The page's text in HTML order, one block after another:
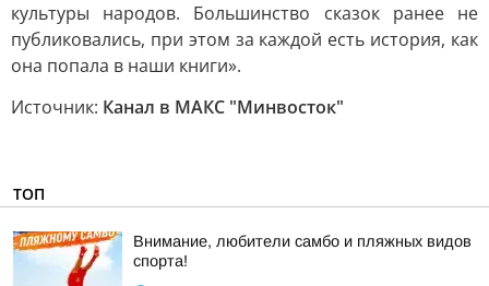
культуры народов. Большинство сказок ранее не
публиковались, при этом за каждой есть история, как
она попала в наши книги».
Источник: Канал в МАКС "Минвосток"
ТОП
Внимание, любители самбо и пляжных видов
спорта!